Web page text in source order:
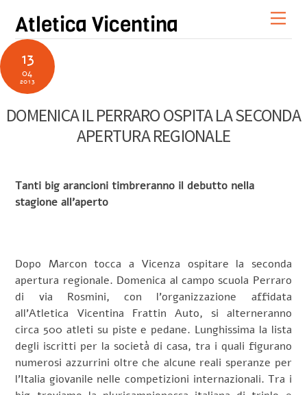
content
Atletica Vicentina
13
04
2013
DOMENICA IL PERRARO OSPITA LA SECONDA
APERTURA REGIONALE
Tanti big arancioni timbreranno il debutto nella
stagione all’aperto
Dopo Marcon tocca a Vicenza ospitare la seconda
apertura regionale. Domenica al campo scuola Perraro
di via Rosmini, con l’organizzazione affidata
all’Atletica Vicentina Frattin Auto, si alterneranno
circa 500 atleti su piste e pedane. Lunghissima la lista
degli iscritti per la società di casa, tra i quali figurano
numerosi azzurrini oltre che alcune reali speranze per
l’Italia giovanile nelle competizioni internazionali. Tra i